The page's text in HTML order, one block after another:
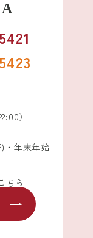
）
・年末年始
ちら